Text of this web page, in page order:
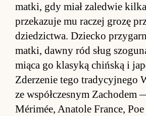
mat­ki, gdy miał za­le­d­wie
prze­ka­zuje mu raczej grozę
dzie­dzic­twa. Dziecko
mat­ki, dawny ród sług
miąca go klasyką chiń­ską i
Zde­rze­nie tego tra­dycyj­nego
ze współ­cze­snym Za­chodem
Mérimée, Ana­tole Fran­ce,